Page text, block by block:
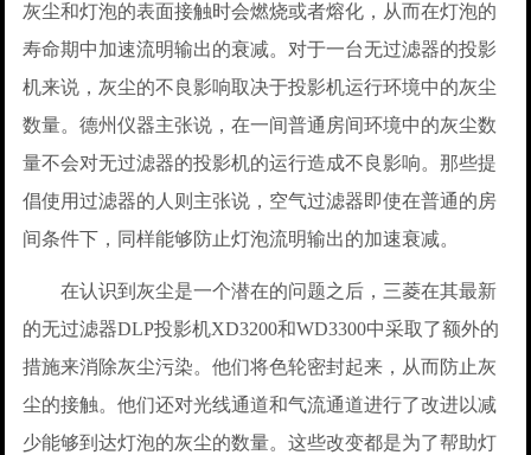
灰尘和灯泡的表面接触时会燃烧或者熔化，从而在灯泡的
寿命期中加速流明输出的衰减。对于一台无过滤器的投影
机来说，灰尘的不良影响取决于投影机运行环境中的灰尘
数量。德州仪器主张说，在一间普通房间环境中的灰尘数
量不会对无过滤器的投影机的运行造成不良影响。那些提
倡使用过滤器的人则主张说，空气过滤器即使在普通的房
间条件下，同样能够防止灯泡流明输出的加速衰减。
在认识到灰尘是一个潜在的问题之后，三菱在其最新
的无过滤器DLP投影机XD3200和WD3300中采取了额外的
措施来消除灰尘污染。他们将色轮密封起来，从而防止灰
尘的接触。他们还对光线通道和气流通道进行了改进以减
少能够到达灯泡的灰尘的数量。这些改变都是为了帮助灯